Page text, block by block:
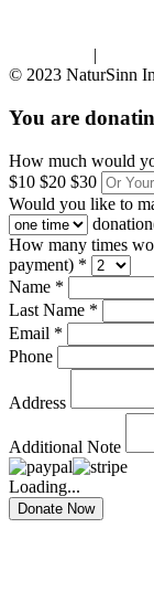
|
© 2023 NaturSinn
You are
How much would
$10 $20 $30
Would you like to
How many times
payment) *
Name *
Last Name *
Email *
Phone
Address
Additional Note
Loading...